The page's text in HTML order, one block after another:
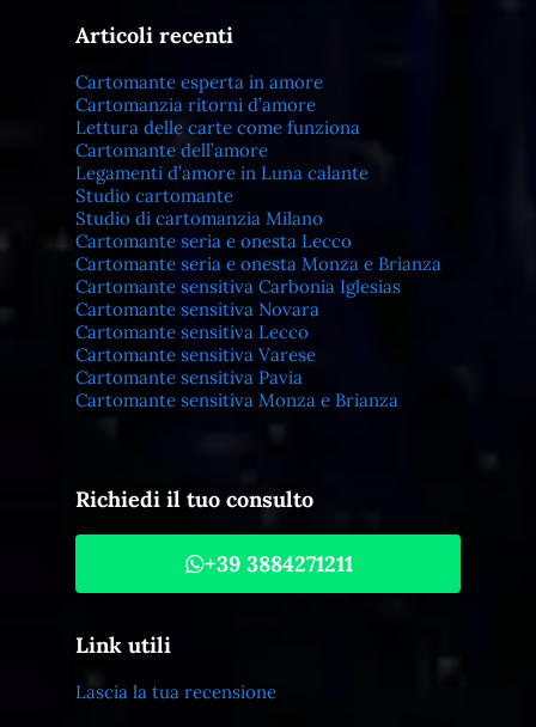
Articoli recenti
Cartomante esperta in amore
Cartomanzia ritorni d’amore
Lettura delle carte come funziona
Cartomante dell’amore
Legamenti d’amore in Luna calante
Studio cartomante
Studio di cartomanzia Milano
Cartomante seria e onesta Lecco
Cartomante seria e onesta Monza e Brianza
Cartomante sensitiva Carbonia Iglesias
Cartomante sensitiva Novara
Cartomante sensitiva Lecco
Cartomante sensitiva Varese
Cartomante sensitiva Pavia
Cartomante sensitiva Monza e Brianza
Richiedi il tuo consulto
+39 3884271211
Link utili
Lascia la tua recensione